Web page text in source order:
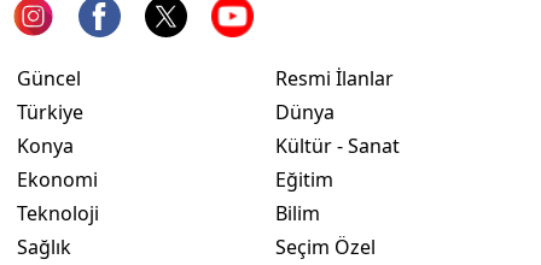
Ardahan
Güncel
Türkiye
Konya
Ekonomi
Teknoloji
Sağlık
Resmi İlanlar
Dünya
Kültür - Sanat
Eğitim
Bilim
Seçim Özel